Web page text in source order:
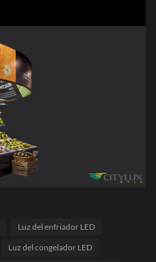
Luz del enfriador LED
Luz del congelador LED